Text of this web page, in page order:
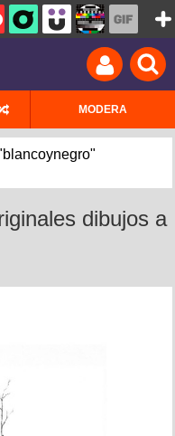
MODERA
dibujos a